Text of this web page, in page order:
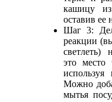
кашицу
оставив ее
Шаг 3:
реакции
светлеть)
это место
Можно
мытья